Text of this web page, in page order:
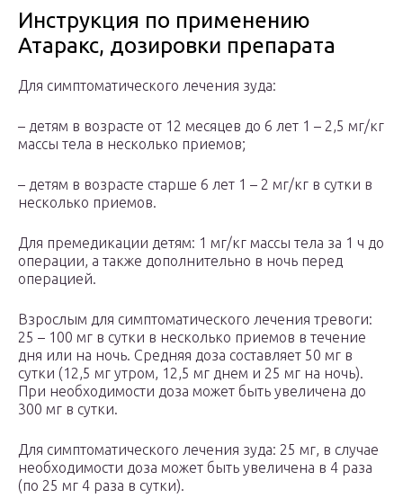
Инструкция по применению
Атаракс, дозировки препарата
Для симптоматического лечения зуда:
– детям в возрасте от 12 месяцев до 6 лет 1 – 2,5 мг/кг
массы тела в несколько приемов;
– детям в возрасте старше 6 лет 1 – 2 мг/кг в сутки в
несколько приемов.
Для премедикации детям: 1 мг/кг массы тела за 1 ч до
операции, а также дополнительно в ночь перед
операцией.
Взрослым для симптоматического лечения тревоги:
25 – 100 мг в сутки в несколько приемов в течение
дня или на ночь. Средняя доза составляет 50 мг в
сутки (12,5 мг утром, 12,5 мг днем и 25 мг на ночь).
При необходимости доза может быть увеличена до
300 мг в сутки.
Для симптоматического лечения зуда: 25 мг, в случае
необходимости доза может быть увеличена в 4 раза
(по 25 мг 4 раза в сутки).